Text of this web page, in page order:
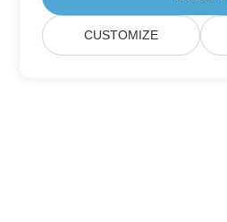
CUSTOMIZE